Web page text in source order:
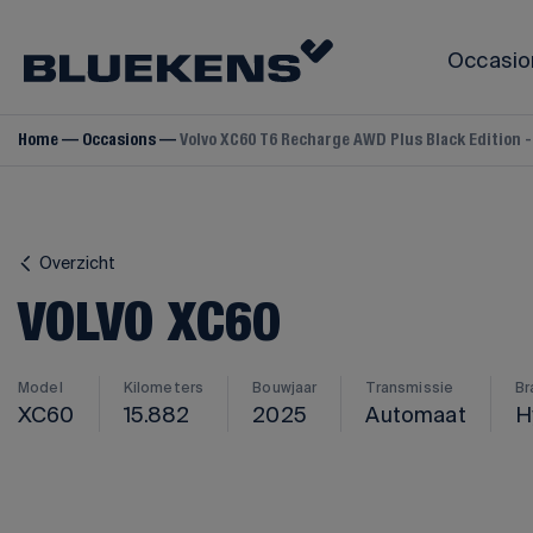
Volvo V90
Volvo S60
Volvo S80
Volvo S90
Home Occasions Volvo XC60 T6 Recharge AWD Plus Black
Overzicht
VOLVO XC60
Model
XC60
Kilometers
15.882
Bouwjaar
2025
Transmissie
Automaat